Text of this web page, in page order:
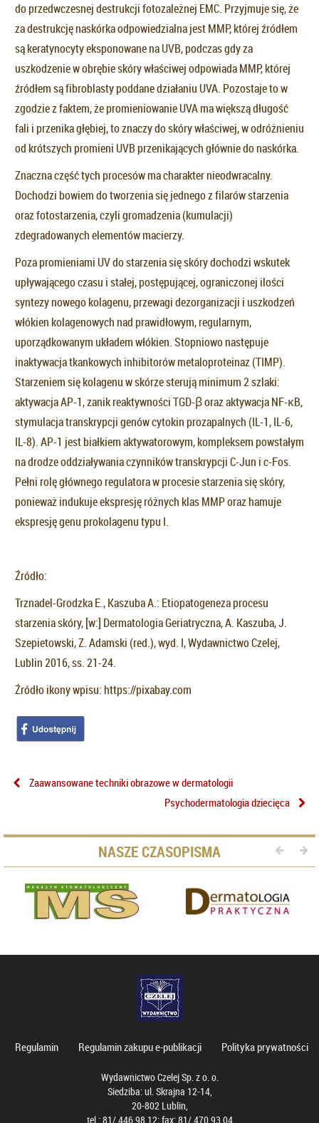
do przedwczesnej destrukcji fotozależnej EMC. Przyjmuje się, że
za destrukcję naskórka odpowiedzialna jest MMP, której źródłem
są keratynocyty eksponowane na UVB, podczas gdy za
uszkodzenie w obrębie skóry właściwej odpowiada MMP, której
źródłem są fibroblasty poddane działaniu UVA. Pozostaje to w
zgodzie z faktem, że promieniowanie UVA ma większą długość
fali i przenika głębiej, to znaczy do skóry właściwej, w odróżnieniu
od krótszych promieni UVB przenikających głównie do naskórka.
Znaczna część tych procesów ma charakter nieodwracalny.
Dochodzi bowiem do tworzenia się jednego z filarów starzenia
oraz fotostarzenia, czyli gromadzenia (kumulacji)
zdegradowanych elementów macierzy.
Poza promieniami UV do starzenia się skóry dochodzi wskutek
upływającego czasu i stałej, postępującej, ograniczonej ilości
syntezy nowego kolagenu, przewagi dezorganizacji i uszkodzeń
włókien kolagenowych nad prawidłowym, regularnym,
uporządkowanym układem włókien. Stopniowo następuje
inaktywacja tkankowych inhibitorów metaloproteinaz (TIMP).
Starzeniem się kolagenu w skórze sterują minimum 2 szlaki:
aktywacja AP-1, zanik reaktywności TGD-β oraz aktywacja NF-ĸB,
stymulacja transkrypcji genów cytokin prozapalnych (IL-1, IL-6,
IL-8). AP-1 jest białkiem aktywatorowym, kompleksem powstałym
na drodze oddziaływania czynników transkrypcji C-Jun i c-Fos.
Pełni rolę głównego regulatora w procesie starzenia się skóry,
ponieważ indukuje ekspresję różnych klas MMP oraz hamuje
ekspresję genu prokolagenu typu I.
Źródło:
Trznadel-Grodzka E., Kaszuba A.: Etiopatogeneza procesu
starzenia skóry, [w:] Dermatologia Geriatryczna, A. Kaszuba, J.
Szepietowski, Z. Adamski (red.), wyd. I, Wydawnictwo Czelej,
Lublin 2016, ss. 21-24.
Źródło ikony wpisu: https://pixabay.com
Zaawansowane techniki obrazowe w dermatologii
Psychodermatologia dziecięca
NASZE CZASOPISMA
Regulamin Regulamin zakupu e-publikacji Polityka prywatności
Wydawnictwo Czelej Sp. z o. o.
Siedziba: ul. Skrajna 12-14,
20-802 Lublin,
tel.: 81/ 446 98 12; fax: 81/ 470 93 04